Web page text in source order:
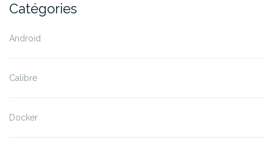
Catégories
Android
Calibre
Docker